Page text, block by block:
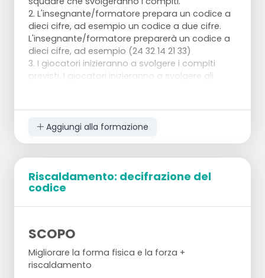
2. L'insegnante/formatore prepara un codice a
dieci cifre, ad esempio un codice a due cifre.
L'insegnante/formatore preparerà un codice a
dieci cifre, ad esempio (24 32 14 21 33)
3. I giocatori inizieranno a svolgere i compiti
previsti. I giocatori inizieranno a svolgere gli
gli esercizi 3. Quando li avranno eseguiti,
andranno dall'allenatore che dirà loro se la cifra
per esempio il quarto, per indovinare la cifra
corretta.
Esercizio 2: sprint per la distanza tra la linea di
fondo e la linea centrale per tre volte
Esercizio 3: Spiderman dalla rete alla linea di
Aggiungi alla formazione
Riscaldamento: decifrazione del
codice
SCOPO
Migliorare la forma fisica e la forza +
riscaldamento